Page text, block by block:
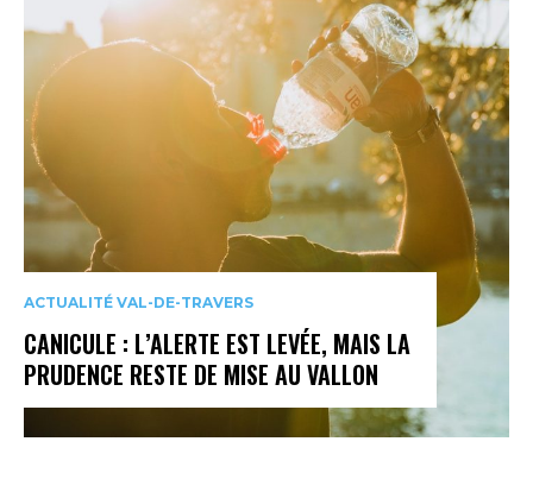
ACTUALITÉ VAL-DE-TRAVERS
CANICULE : L’ALERTE EST LEVÉE, MAIS LA
PRUDENCE RESTE DE MISE AU VALLON